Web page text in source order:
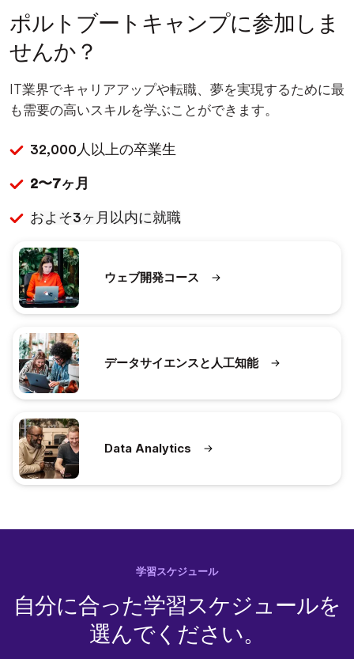
ポルトブートキャンプに参加しま
せんか？
IT業界でキャリアアップや転職、夢を実現するために最
も需要の高いスキルを学ぶことができます。
32,000人以上の卒業生
2〜7ヶ⽉
およそ3ヶ月以内に就職
ウェブ開発コース
データサイエンスと人工知能
Data Analytics
学習スケジュール
自分に合った学習スケジュールを
選んでください。